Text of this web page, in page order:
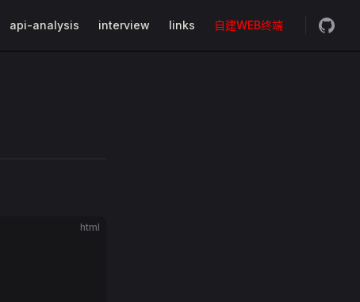
api-analysis interview links 自建WEB终端
html